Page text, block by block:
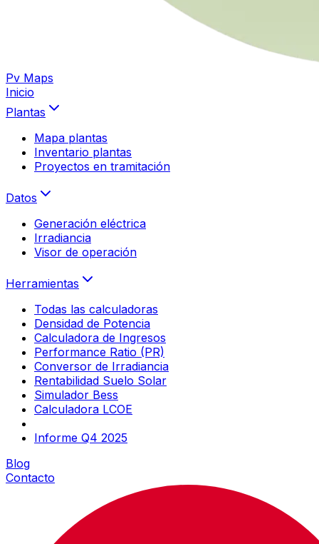
Pv Maps
Inicio
Plantas
Mapa plantas
Inventario plantas
Proyectos en tramitación
Datos
Generación eléctrica
Irradiancia
Visor de operación
Herramientas
Todas las calculadoras
Densidad de Potencia
Calculadora de Ingresos
Performance Ratio (PR)
Conversor de Irradiancia
Rentabilidad Suelo Solar
Simulador Bess
Calculadora LCOE
Informe Q4 2025
Blog
Contacto